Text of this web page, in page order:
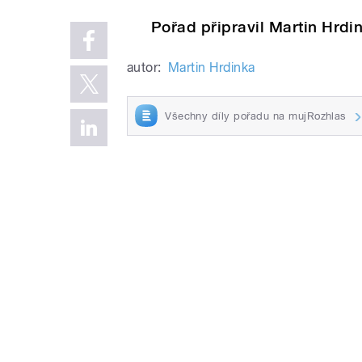
Pořad připravil Martin
autor: Martin Hrdinka
Všechny díly pořadu na mujRozhlas